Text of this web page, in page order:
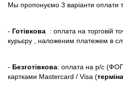
Мы пропонуємо 3 варіанти оплати
- Готівкова : оплата на торговій
курьєру , наложеним платежем в
- Безготівкова: оплата на р/с
картками Mastercard / Visa (